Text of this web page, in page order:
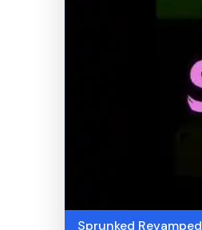
Sprunked Revamped